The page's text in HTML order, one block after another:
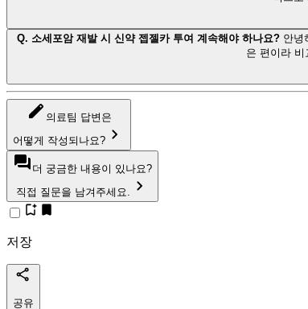
Q. 소세포암 재발 시 신약 젭젤카 투여 계속해야 하나요? 안녕
은 편이라
의료팀 답변은
어떻게 작성되나요?
더 궁금한 내용이 있나요?
직접 질문을 남겨주세요.
저장
공유